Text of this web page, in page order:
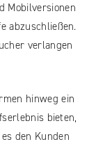
Mobilversionen
abzuschließen.
verlangen
hinweg ein
bieten,
den Kunden